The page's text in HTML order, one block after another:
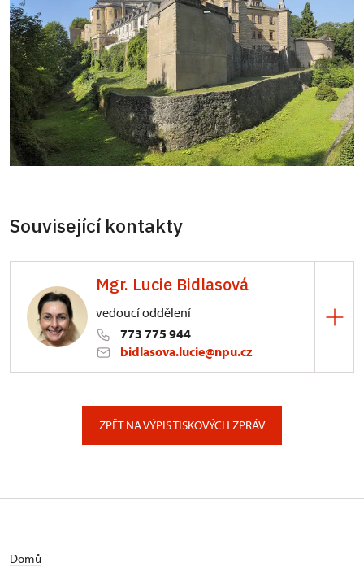
Související kontakty
Mgr. Lucie Bidlasová
vedoucí oddělení
773 775 944
bidlasova.lucie@npu.cz
ZPĚT NA VÝPIS TISKOVÝCH ZPRÁV
Domů